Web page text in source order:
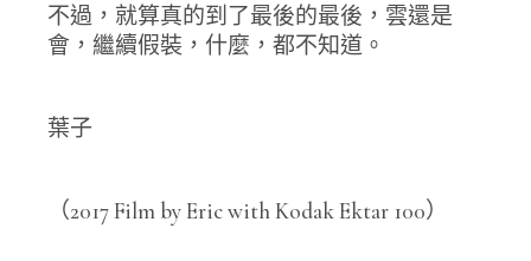
不過，就算真的到了最後的最後，雲還是
會，繼續假裝，什麼，都不知道。
葉子
（2017 Film by Eric with Kodak Ektar 100）